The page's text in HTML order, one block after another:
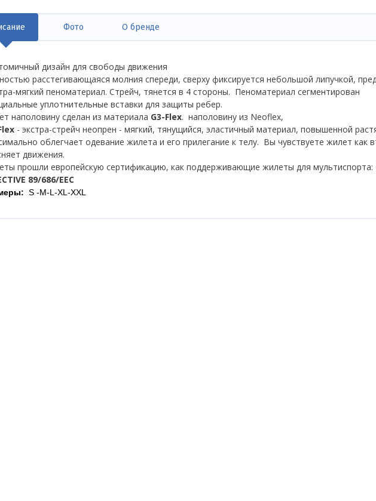
(активная
вкладка)
Фото О бренде
дизайн для свободы движения
расстегивающаяся молния спереди, сверху фиксируется небольшой липучкой,
мягкий пеноматериал. Стрейч, тянется в 4 стороны. Пеноматериал сегментирован
уплотнительные вставки для защиты ребер.
наполовину сделан из материала G3-Flex. наполовину из Neoflex,
- экстра-стрейч неопрен - мягкий, тянущийся, эластичный материал, повышенной
облегчает одевание жилета и его прилегание к телу. Вы чувствуете жилет как
движения.
прошли европейскую сертификацию, как поддерживающие жилеты для мультиспорта:
89/686/EEC
S -M-L-XL-XXL